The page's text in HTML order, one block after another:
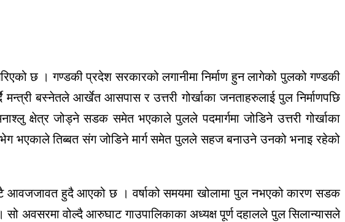
छ । गण्डकी प्रदेश सरकारको लगानीमा निर्माण हुन लागेको पुलको गण्डकी
बस्नेतले आर्खेत आसपास र उत्तरी गोर्खाका जनताहरुलाई पुल निर्माणपछि
क्षेत्र जोड्ने सडक समेत भएकाले पुलले पदमार्गमा जोडिने उत्तरी गोर्खाका
भेग भएकाले तिब्बत संग जोडिने मार्ग समेत पुलले सहज बनाउने उनको भनाइ रहेको
आवजजावत हुदै आएको छ । वर्षाको समयमा खोलामा पुल नभएको कारण सडक
सो अवसरमा वोल्दै आरुघाट गाउपालिकाका अध्यक्ष पूर्ण दहालले पुल सिलान्यासले